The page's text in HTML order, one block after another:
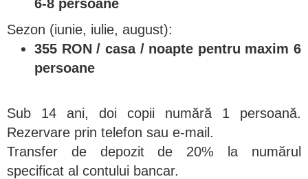
6-8 persoane
Sezon (iunie, iulie, august):
355 RON / casa / noapte pentru maxim 6
persoane
Sub 14 ani, doi copii numără 1 persoană.
Rezervare prin telefon sau e-mail.
Transfer de depozit de 20% la numărul
specificat al contului bancar.